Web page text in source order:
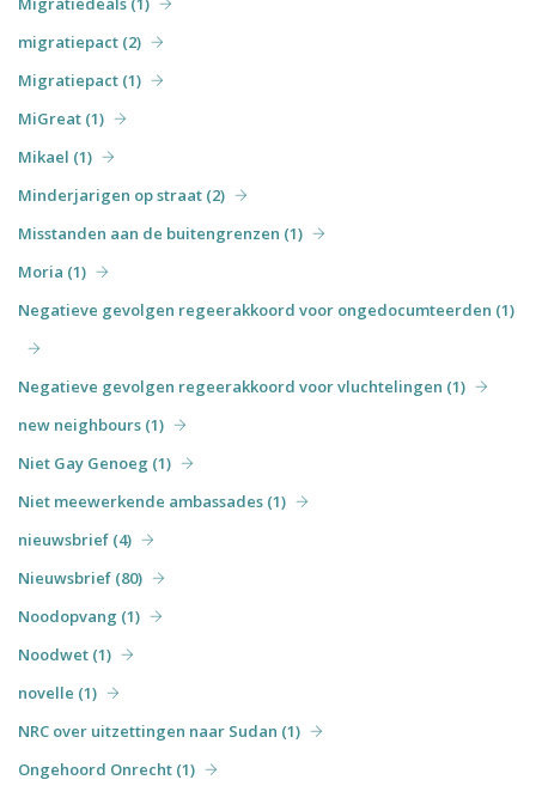
migratiepact (2)
Migratiepact (1)
MiGreat (1)
Mikael (1)
Minderjarigen op straat (2)
Misstanden aan de buitengrenzen (1)
Moria (1)
Negatieve gevolgen regeerakkoord voor ongedocumteerden (1)
Negatieve gevolgen regeerakkoord voor vluchtelingen (1)
new neighbours (1)
Niet Gay Genoeg (1)
Niet meewerkende ambassades (1)
nieuwsbrief (4)
Nieuwsbrief (80)
Noodopvang (1)
Noodwet (1)
novelle (1)
NRC over uitzettingen naar Sudan (1)
Ongehoord Onrecht (1)